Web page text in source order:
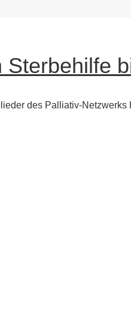
des Palliativ-